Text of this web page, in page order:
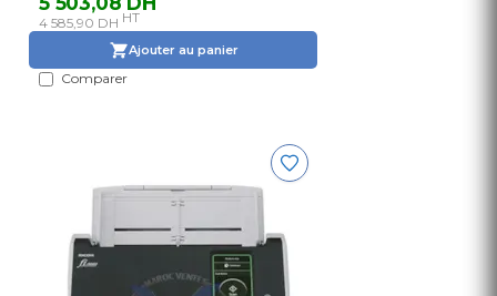
4 585,90 DH HT
Ajouter au panier
Comparer